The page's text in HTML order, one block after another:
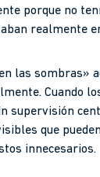
porque no
realmente
las sombras»
Cuando
supervisión
que
innecesarios.